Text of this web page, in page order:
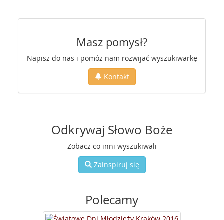
Masz pomysł?
Napisz do nas i pomóż nam rozwijać wyszukiwarkę
Kontakt
Odkrywaj Słowo Boże
Zobacz co inni wyszukiwali
Zainspiruj się
Polecamy